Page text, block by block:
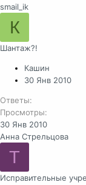
smail_ik
К
Шантаж?!
Кашин
30 Янв 2010
Ответы
Просмотры
30 Янв 2010
Анна Стрельцова
Т
Исправительные